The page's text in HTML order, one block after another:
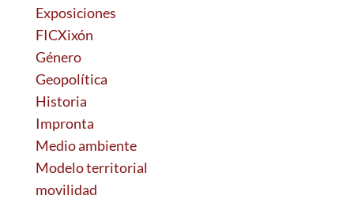
Exposiciones
FICXixón
Género
Geopolítica
Historia
Impronta
Medio ambiente
Modelo territorial
movilidad